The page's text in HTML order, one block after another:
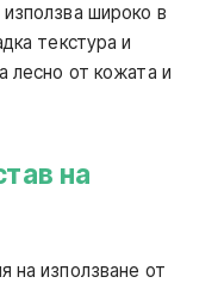
широко в
текстура и
лесно от кожата и
на
на използване от